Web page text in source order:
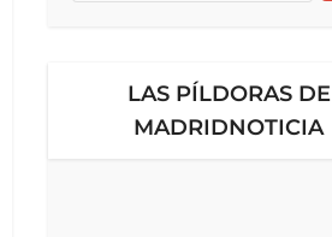
LAS PÍLDORAS DE
MADRIDNOTICIA